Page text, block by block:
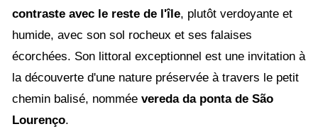
contraste avec le reste de l'île, plutôt verdoyante et
humide, avec son sol rocheux et ses falaises
écorchées. Son littoral exceptionnel est une invitation à
la découverte d'une nature préservée à travers le petit
chemin balisé, nommée vereda da ponta de São
Lourenço.